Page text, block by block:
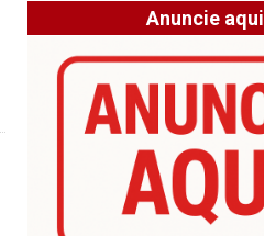
Anuncie aqui